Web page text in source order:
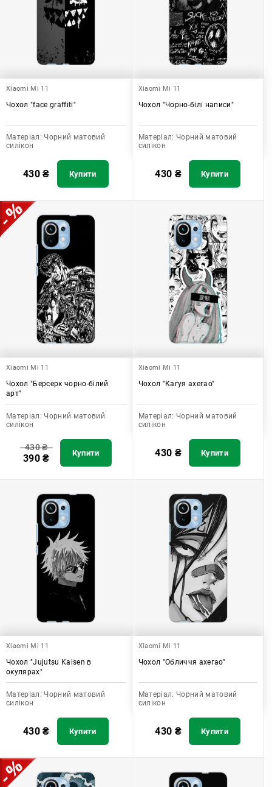
Xiaomi Mi 11
Чохол "face graffiti"
Матеріал: Чорний матовий
силікон
430₴ Купити
Xiaomi Mi 11
Чохол "Чорно-білі написи"
Матеріал: Чорний матовий
силікон
430 ₴ Купити
Xiaomi Mi 11
Чохол "Берсерк чорно-білий
арт"
Матеріал: Чорний матовий
силікон
430₴
390₴ Купити
Xiaomi Mi 11
Чохол "Кагуя ахегао"
Матеріал: Чорний матовий
силікон
430 ₴ Купити
Xiaomi Mi 11
Чохол "Jujutsu Kaisen в
окулярах"
Матеріал: Чорний матовий
силікон
430₴ Купити
Xiaomi Mi 11
Чохол "Обличчя ахегао"
Матеріал: Чорний матовий
силікон
430 ₴ Купити